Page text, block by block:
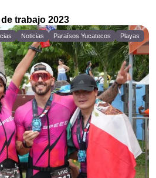
trabajo 2023
Noticias Paraísos Yucatecos Playas